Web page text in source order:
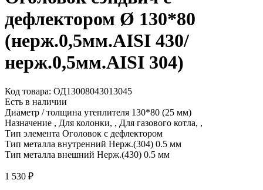
дефлектором Ø 130*80
(нерж.0,5мм.AISI 430/
нерж.0,5мм.AISI 304)
Код товара: ОД13008043013045
Есть в наличии
Диаметр / толщина утеплителя 130*80 (25 мм)
Назначение , Для колонки, , Для газового котла, ,
Тип элемента Оголовок с дефлектором
Тип металла внутренний Нерж.(304) 0.5 мм
Тип металла внешний Нерж.(430) 0.5 мм
1 530 ₽